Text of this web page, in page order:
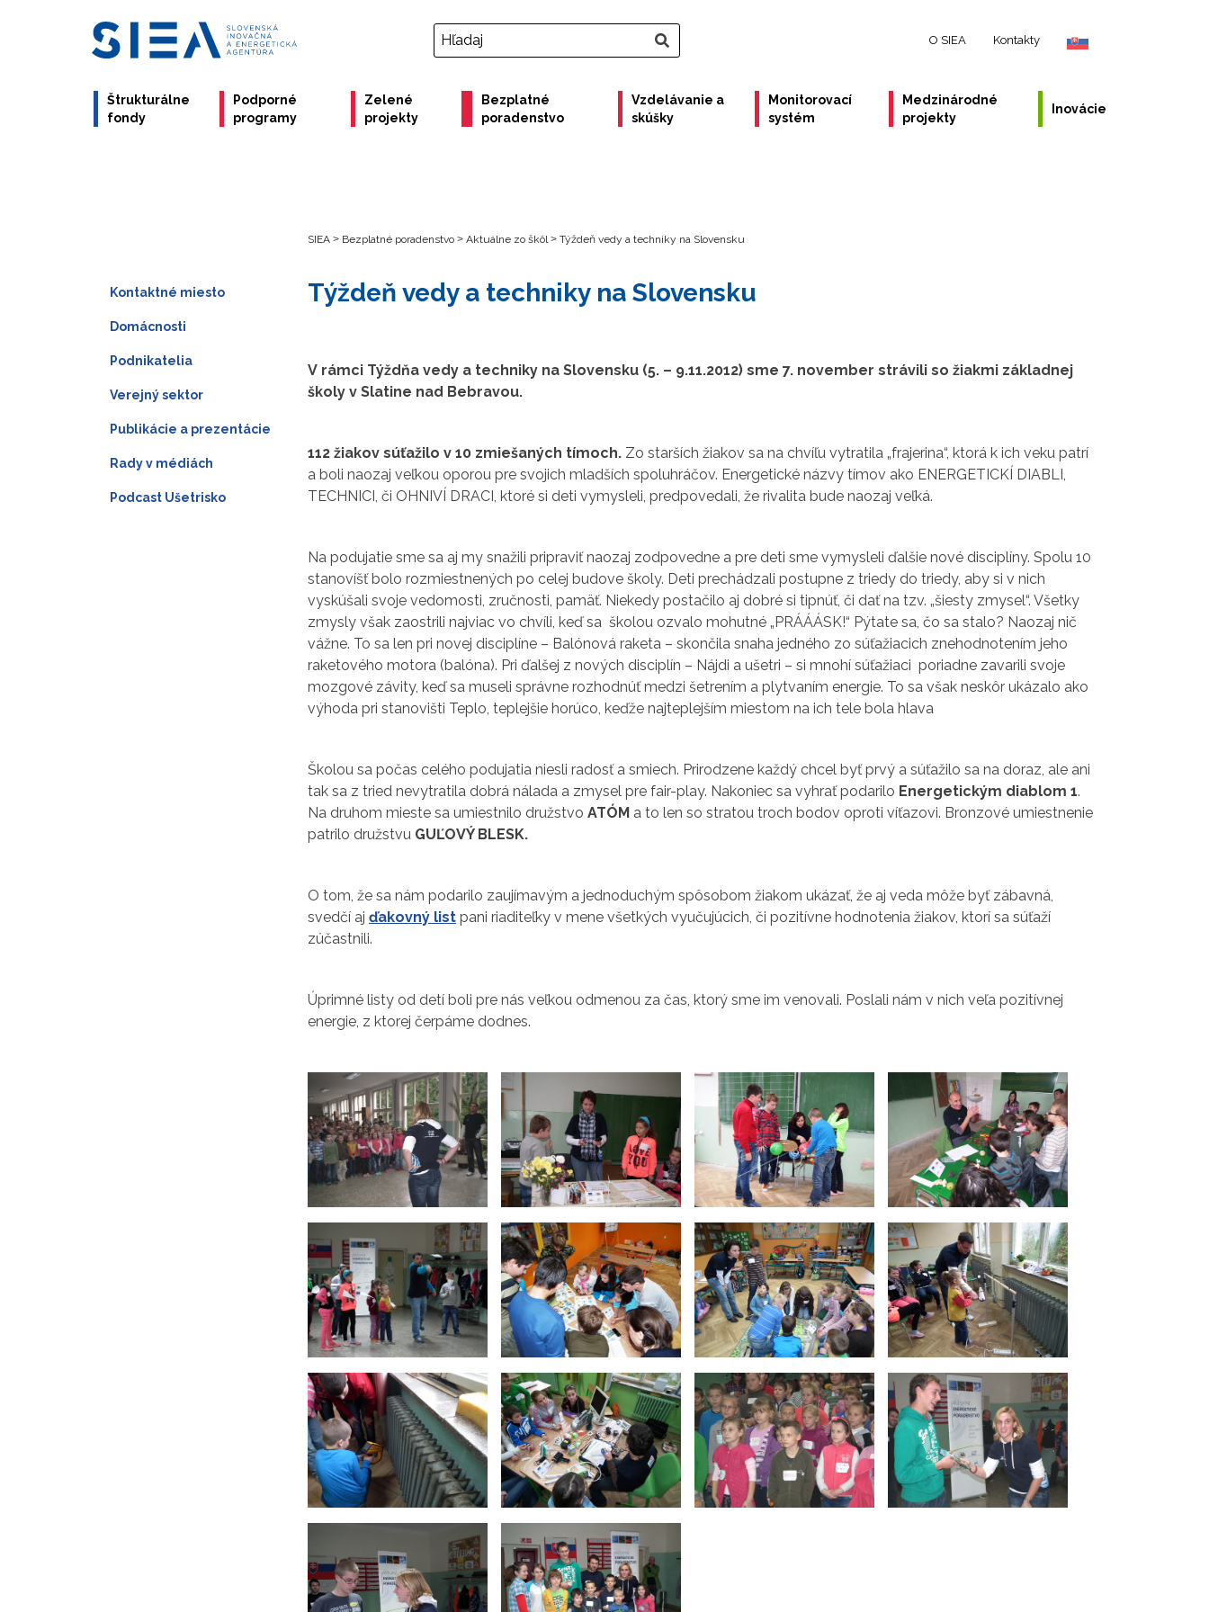
O SIEA Kontakty
Štrukturálne
fondy
Podporné
programy
Zelené
projekty
Bezplatné
poradenstvo
Vzdelávanie a
skúšky
Monitorovací
systém
Medzinárodné
projekty
Inovácie
SIEA > Bezplatné poradenstvo > Aktuálne zo škôl> Týždeň vedy a techniky na Slovensku
Týždeň vedy a techniky na Slovensku
V rámci Týždňa vedy a techniky na Slovensku (5. – 9.11.2012) sme 7. november strávili so žiakmi základnej
školy v Slatine nad Bebravou.
112 žiakov súťažilo v 10 zmiešaných tímoch. Zo starších žiakov sa na chvíľu vytratila „frajerina“, ktorá k ich veku patrí
a boli naozaj veľkou oporou pre svojich mladších spoluhráčov. Energetické názvy tímov ako ENERGETICKÍ DIABLI,
TECHNICI, či OHNIVÍ DRACI, ktoré si deti vymysleli, predpovedali, že rivalita bude naozaj veľká.
Na podujatie sme sa aj my snažili pripraviť naozaj zodpovedne a pre deti sme vymysleli ďalšie nové disciplíny. Spolu 10
stanovíšť bolo rozmiestnených po celej budove školy. Deti prechádzali postupne z triedy do triedy, aby si v nich
vyskúšali svoje vedomosti, zručnosti, pamäť. Niekedy postačilo aj dobré si tipnúť, či dať na tzv. „šiesty zmysel“. Všetky
zmysly však zaostrili najviac vo chvíli, keď sa školou ozvalo mohutné „PRÁÁÁSK!“ Pýtate sa, čo sa stalo? Naozaj nič
vážne. To sa len pri novej disciplíne – Balónová raketa – skončila snaha jedného zo súťažiacich znehodnotením jeho
raketového motora (balóna). Pri ďalšej z nových disciplín – Nájdi a ušetri – si mnohí súťažiaci poriadne zavarili svoje
mozgové závity, keď sa museli správne rozhodnúť medzi šetrením a plytvaním energie. To sa však neskôr ukázalo ako
výhoda pri stanovišti Teplo, teplejšie horúco, keďže najteplejším miestom na ich tele bola hlava
Školou sa počas celého podujatia niesli radosť a smiech. Prirodzene každý chcel byť prvý a súťažilo sa na doraz, ale ani
tak sa z tried nevytratila dobrá nálada a zmysel pre fair-play. Nakoniec sa vyhrať podarilo Energetickým diablom 1.
Na druhom mieste sa umiestnilo družstvo ATÓM a to len so stratou troch bodov oproti víťazovi. Bronzové umiestnenie
patrilo družstvu GUĽOVÝ BLESK.
O tom, že sa nám podarilo zaujímavým a jednoduchým spôsobom žiakom ukázať, že aj veda môže byť zábavná,
svedčí aj ďakovný list pani riaditeľky v mene všetkých vyučujúcich, či pozitívne hodnotenia žiakov, ktorí sa súťaží
zúčastnili.
Úprimné listy od detí boli pre nás veľkou odmenou za čas, ktorý sme im venovali. Poslali nám v nich veľa pozitívnej
energie, z ktorej čerpáme dodnes.
Kontaktné miesto
Domácnosti
Podnikatelia
Verejný sektor
Publikácie a prezentácie
Rady v médiách
Podcast Ušetrisko